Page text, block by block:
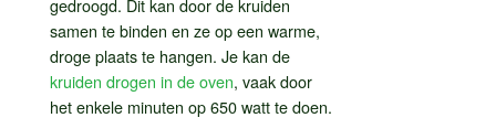
gedroogd. Dit kan door de kruiden
samen te binden en ze op een warme,
droge plaats te hangen. Je kan de
kruiden drogen in de oven, vaak door
het enkele minuten op 650 watt te doen.